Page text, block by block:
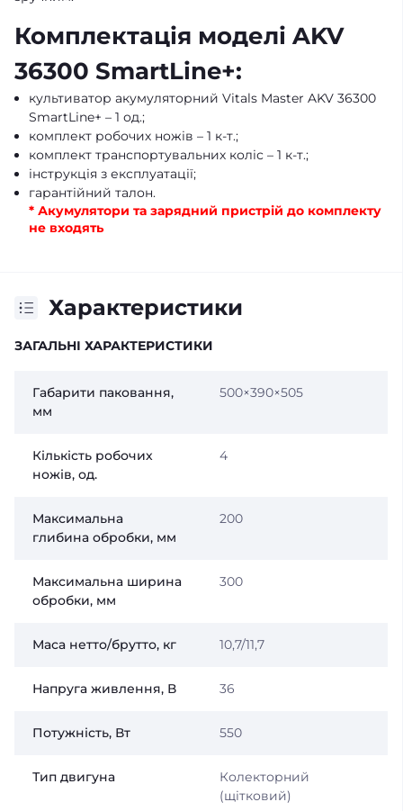
Комплектація моделі AKV
36300 SmartLine+:
культиватор акумуляторний Vitals Master AKV 36300
SmartLine+ – 1 од.;
комплект робочих ножів – 1 к-т.;
комплект транспортувальних коліс – 1 к-т.;
інструкція з експлуатації;
гарантійний талон.
* Акумулятори та зарядний пристрій до комплекту
не входять
Характеристики
ЗАГАЛЬНІ ХАРАКТЕРИСТИКИ
Габарити паковання,
мм
500×390×505
Кількість робочих
ножів, од.
4
Максимальна
глибина обробки, мм
200
Максимальна ширина
обробки, мм
300
Маса нетто/брутто, кг 10,7/11,7
Напруга живлення, В 36
Потужність, Вт 550
Тип двигуна
Колекторний
(щітковий)